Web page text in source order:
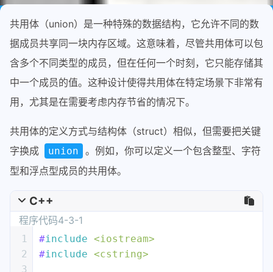
共用体（union）是一种特殊的数据结构，它允许不同的数
据成员共享同一块内存区域。这意味着，尽管共用体可以包
含多个不同类型的成员，但在任何一个时刻，它只能存储其
中一个成员的值。这种设计使得共用体在特定场景下非常有
用，尤其是在需要考虑内存节省的情况下。
共用体的定义方式与结构体（struct）相似，但需要把关键
字换成
union
。例如，你可以定义一个包含整型、字符
型和浮点型成员的共用体。
C++
程序代码4-3-1
1
2
3
#include <iostream>
#include <cstring>